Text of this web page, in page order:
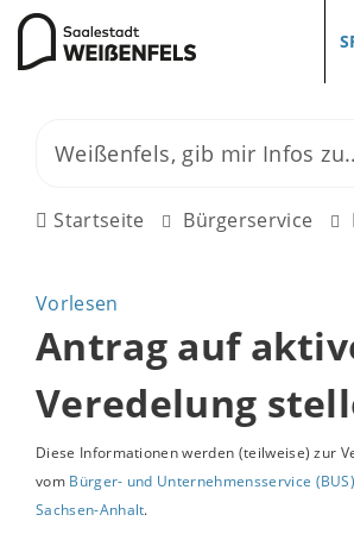
Startseite Bürgerservice
Vorlesen
Antrag auf
Veredelung
Diese Informationen werden (teilweise) zur
vom Bürger- und Unternehmensservice
Sachsen-Anhalt.